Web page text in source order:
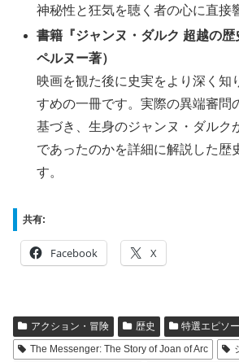
神秘性と狂気を聴く者の心に直接
書籍『ジャンヌ・ダルク 超越の歴
ペルヌー著）
映画を観た後に史実をより深く知
すめの一冊です。実際の異端審問
基づき、生身のジャンヌ・ダルク
であったのかを詳細に解説した歴
す。
共有:
Facebook X
アクション・冒険 歴史
特選エピソ
The Messenger: The Story of Joan of Arc